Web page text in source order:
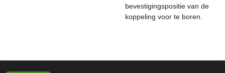
bevestigingspositie van de
koppeling voor te boren.